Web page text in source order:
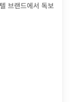
브랜드에서 독보